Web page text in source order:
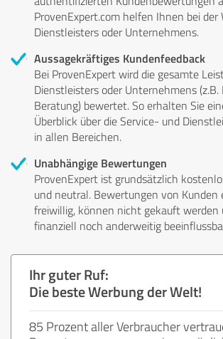
ProvenExpert.com helfen Ihnen bei der
Dienstleisters oder Unternehmens.
Aussagekräftiges Kundenfeedback
Bei ProvenExpert wird die gesamte
Dienstleisters oder Unternehmens (z.B.
Beratung) bewertet. So erhalten Sie
Überblick über die Service- und
in allen Bereichen.
Unabhängige Bewertungen
ProvenExpert ist grundsätzlich
und neutral. Bewertungen von Kunden
freiwillig, können nicht gekauft werden
finanziell noch anderweitig
Ihr guter Ruf:
Die beste Werbung der Welt!
85 Prozent aller Verbraucher